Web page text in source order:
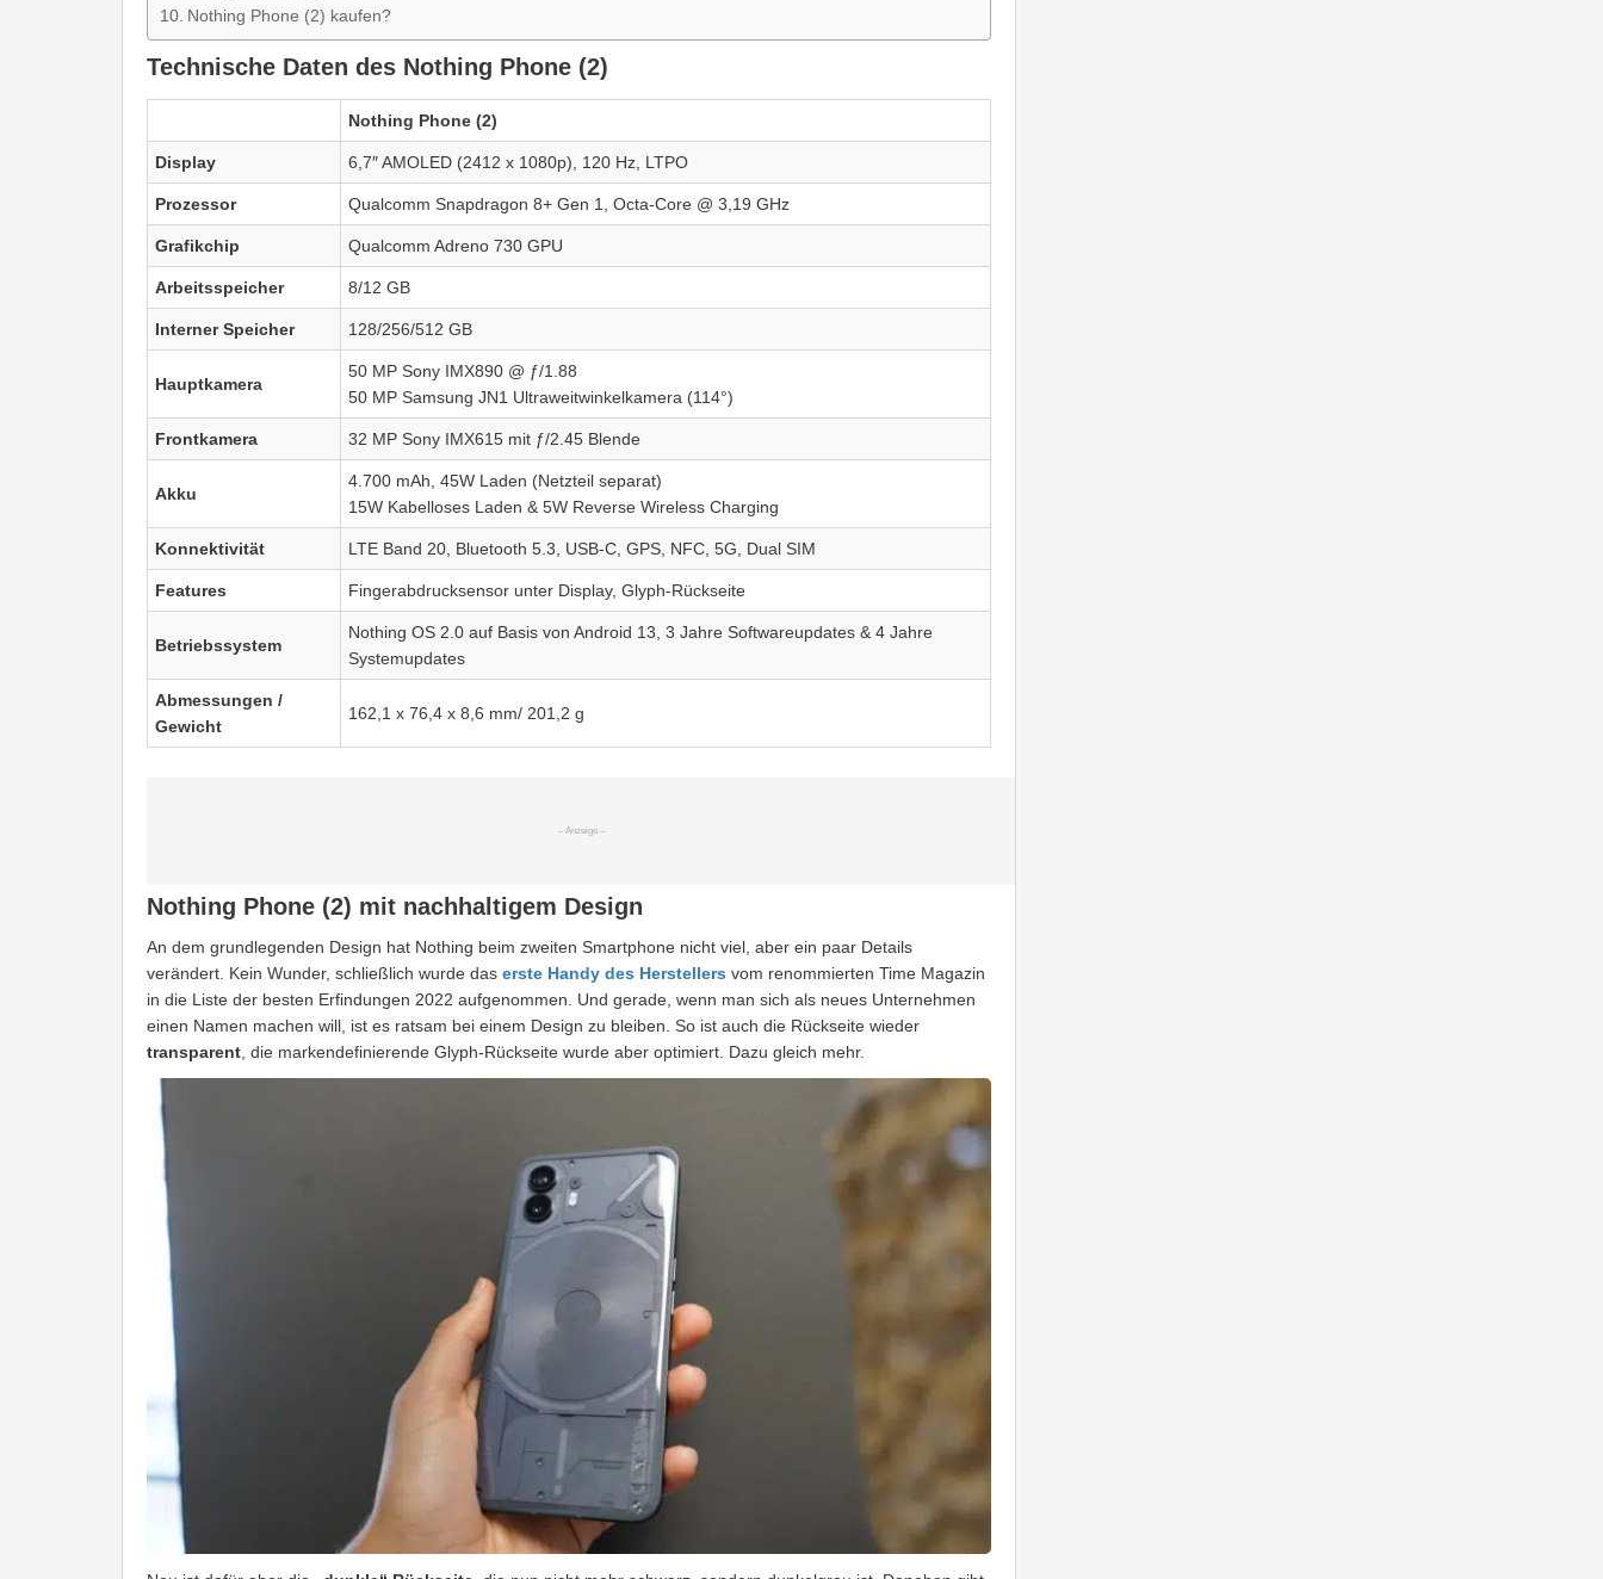
Nothing Phone (2) kaufen?
Technische Daten des Nothing Phone (2)
Nothing Phone (2)
Display 6,7″ AMOLED (2412 x 1080p), 120 Hz, LTPO
Prozessor Qualcomm Snapdragon 8+ Gen 1, Octa-Core @ 3,19 GHz
Grafikchip Qualcomm Adreno 730 GPU
Arbeitsspeicher 8/12 GB
Interner Speicher 128/256/512 GB
Hauptkamera
50 MP Sony IMX890 @ ƒ/1.88
50 MP Samsung JN1 Ultraweitwinkelkamera (114°)
Frontkamera 32 MP Sony IMX615 mit ƒ/2.45 Blende
Akku
4.700 mAh, 45W Laden (Netzteil separat)
15W Kabelloses Laden & 5W Reverse Wireless Charging
Konnektivität LTE Band 20, Bluetooth 5.3, USB-C, GPS, NFC, 5G, Dual SIM
Features Fingerabdrucksensor unter Display, Glyph-Rückseite
Betriebssystem
Nothing OS 2.0 auf Basis von Android 13, 3 Jahre Softwareupdates & 4 Jahre
Systemupdates
Abmessungen /
Gewicht
162,1 x 76,4 x 8,6 mm/ 201,2 g
Nothing Phone (2) mit nachhaltigem Design
An dem grundlegenden Design hat Nothing beim zweiten Smartphone nicht viel, aber ein paar Details
verändert. Kein Wunder, schließlich wurde das erste Handy des Herstellers vom renommierten Time Magazin
in die Liste der besten Erfindungen 2022 aufgenommen. Und gerade, wenn man sich als neues Unternehmen
einen Namen machen will, ist es ratsam bei einem Design zu bleiben. So ist auch die Rückseite wieder
transparent, die markendefinierende Glyph-Rückseite wurde aber optimiert. Dazu gleich mehr.